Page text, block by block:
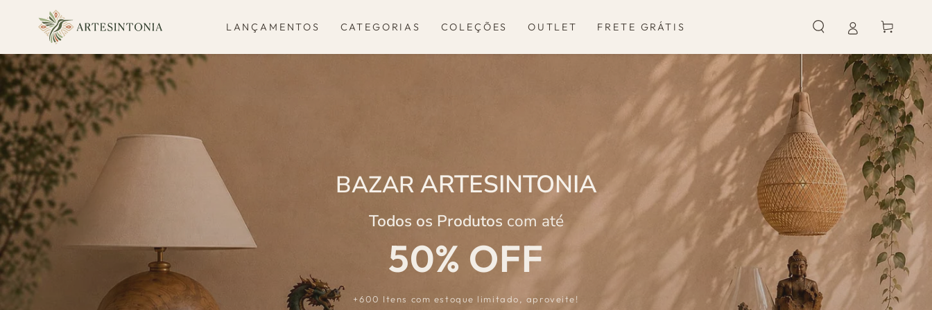
IR PARA O
CONTEÚDO
LANÇAMENTOS CATEGORIAS COLEÇÕES OUTLET FRETE GRÁTIS Carrinho
BAZAR ARTESINTONIA
Todos os Produtos com até
50% OFF
+600 Itens com estoque limitado, aproveite!